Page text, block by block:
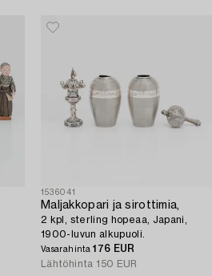
1536041
Maljakkopari ja sirottimia,
2 kpl, sterling hopeaa, Japani,
1900-luvun alkupuoli.
Vasarahinta176 EUR
Lähtöhinta 150 EUR